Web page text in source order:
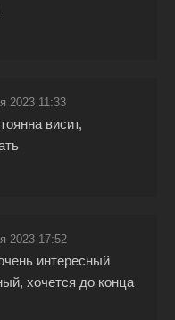
2023 11:33
висит,
2023 17:52
интересный
хочется до конца